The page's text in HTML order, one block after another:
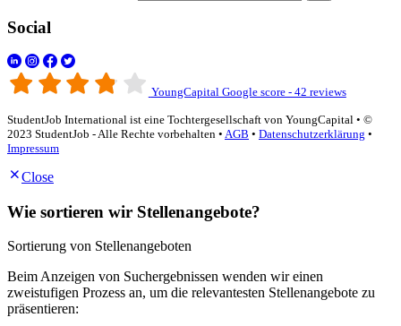
Social
YoungCapital Google score - 42 reviews
StudentJob International ist eine Tochtergesellschaft von YoungCapital • ©
2023 StudentJob - Alle Rechte vorbehalten • AGB • Datenschutzerklärung •
Impressum
Close
Wie sortieren wir Stellenangebote?
Sortierung von Stellenangeboten
Beim Anzeigen von Suchergebnissen wenden wir einen
zweistufigen Prozess an, um die relevantesten Stellenangebote zu
präsentieren: